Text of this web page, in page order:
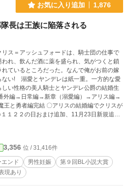
お気に入り追加 1,876
長は王族に陥落される
リス＝アッシュフォードは、騎士団の仕事で
れ、飲んだ酒に薬を盛られ、気がつくと鎖
れているところだった。なんで俺がお前の嫁
ない! 溺愛とヤンデレは紙一重。一方的な愛
い性格の美人騎士とヤンデレ公爵の結婚生
外編→日常編→新章（溺愛編）→アリス編→
〇アリスの結婚編でクリスが
１２２の日おまけ追加、11月23日新規追加
novel/355043923/22544245/epi
。
3,356 位 / 31,416件
ンド 男性妊娠
第９回BL小説大賞
現あり